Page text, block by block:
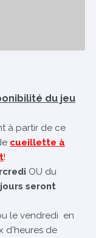
du jeu
à partir de ce
cueillette à
!
OU du
seront
le vendredi en
d'heures de